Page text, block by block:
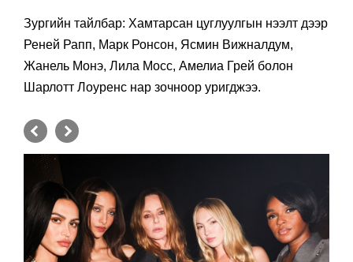
Зургийн тайлбар: Хамтарсан цуглуулгын нээлт дээр
Реней Рапп, Марк Ронсон, Ясмин Вижналдум,
Жанель Монэ, Лила Мосс, Амелиа Грей болон
Шарлотт Лоуренс нар зочноор уригджээ.